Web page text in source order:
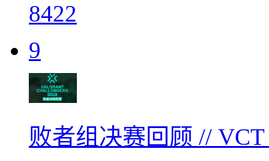
8422
9
败者组决赛回顾 //